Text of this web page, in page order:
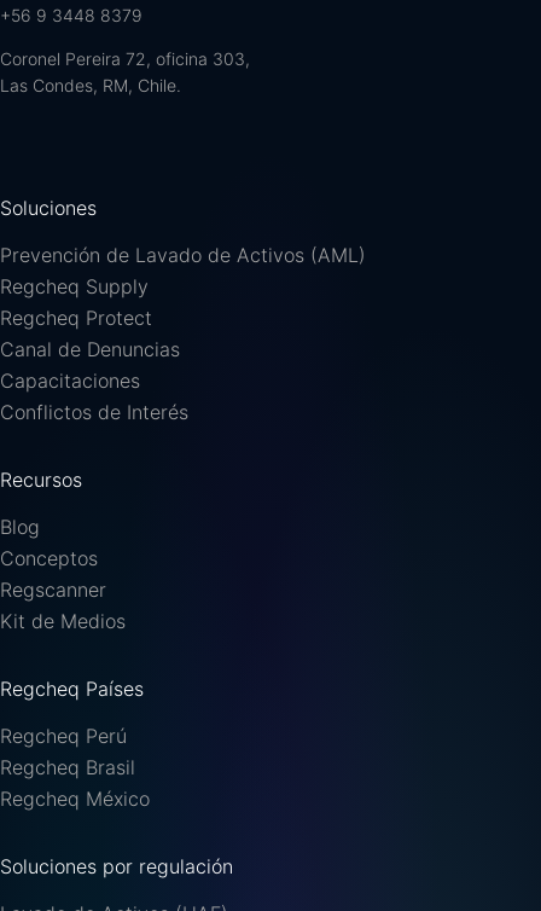
+56 9 3448 8379
Coronel Pereira 72, oficina 303,
Las Condes, RM, Chile.
Soluciones
Prevención de Lavado de Activos (AML)
Regcheq Supply
Regcheq Protect
Canal de Denuncias
Capacitaciones
Conflictos de Interés
Recursos
Blog
Conceptos
Regscanner
Kit de Medios
Regcheq Países
Regcheq Perú
Regcheq Brasil
Regcheq México
Soluciones por regulación